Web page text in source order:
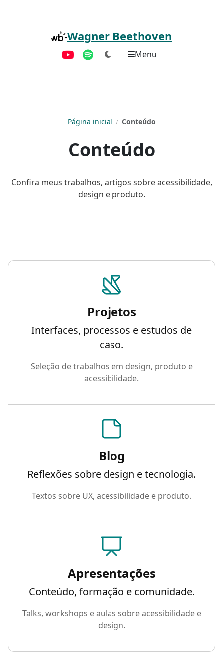
Wagner Beethoven
YouTubeSpotify Menu
Página inicial Conteúdo
Conteúdo
Confira meus trabalhos, artigos sobre acessibilidade,
design e produto.
Subpáginas
Acesse o link: Projetos
Projetos
Interfaces, processos e estudos de
caso.
Seleção de trabalhos em design, produto e
acessibilidade.
Acesse o link: Blog
Blog
Reflexões sobre design e tecnologia.
Textos sobre UX, acessibilidade e produto.
Acesse o link: Apresentações
Apresentações
Conteúdo, formação e comunidade.
Talks, workshops e aulas sobre acessibilidade e
design.